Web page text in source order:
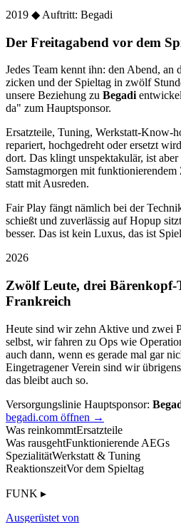
2019 ◆ Auftritt: Begadi
Der Freitagabend vor dem
Jedes Team kennt ihn: den Abend,
zicken und der Spieltag in zwölf
unsere Beziehung zu Begadi
da" zum Hauptsponsor.
Ersatzteile, Tuning, Werkstatt-Know-
repariert, hochgedreht oder ersetzt
dort. Das klingt unspektakulär, ist
Samstagmorgen mit funktionierendem
statt mit Ausreden.
Fair Play fängt nämlich bei der
schießt und zuverlässig auf Hopup
besser. Das ist kein Luxus, das ist
2026
Zwölf Leute, drei Bärenkopf-
Frankreich
Heute sind wir zehn Aktive und zwei
selbst, wir fahren zu Ops wie
auch dann, wenn es gerade mal gar
Eingetragener Verein sind wir
das bleibt auch so.
Versorgungslinie Hauptsponsor:
begadi.com öffnen →
Was reinkommtErsatzteile
Was rausgehtFunktionierende AEGs
SpezialitätWerkstatt & Tuning
ReaktionszeitVor dem Spieltag
FUNK ▸
Ausgerüstet von